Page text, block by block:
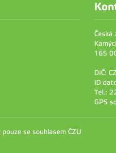
Česká
165
DIČ:
ID
Tel.:
GPS
se souhlasem ČZU